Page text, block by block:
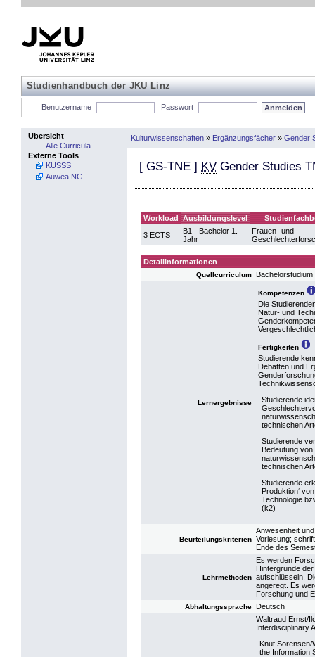
Studienhandbuch der JKU Linz
Benutzername Passwort
Übersicht
Alle Curricula
Externe Tools
KUSSS
Auwea NG
Kulturwissenschaften » Ergänzungsfächer » Gender
[ GS-TNE ] KV Gender Studies
Workload Ausbildungslevel
3 ECTS
B1 - Bachelor 1.
Jahr
Frauen- und
Detailinformationen
Quellcurriculum
Lernergebnisse
Kompetenzen
Die
Natur- und
Fertigkeiten
Studierende
Debatten und
Studierende
technischen
Studierende
Bedeutung
technischen
Studierende
Produktion‘
Technologie
(k2)
Beurteilungskriterien
Anwesenheit
Vorlesung;
Ende des
Lehrmethoden
Es werden
Hintergründe
aufschlüsseln.
angeregt. Es
Forschung und
Abhaltungssprache Deutsch
Waltraud Ernst/
Interdisciplinary
Knut
the Information